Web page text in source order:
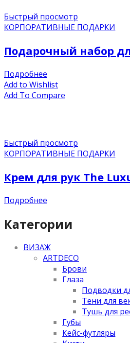
Быстрый просмотр
КОРПОРАТИВНЫЕ ПОДАРКИ
Подарочный набор
Подробнее
Add to Wishlist
Add To Compare
Быстрый просмотр
КОРПОРАТИВНЫЕ ПОДАРКИ
Крем для рук The
Подробнее
Категории
ВИЗАЖ
ARTDECO
Брови
Глаза
Подводки
Тени для
Тушь для
Губы
Кейс-футляры